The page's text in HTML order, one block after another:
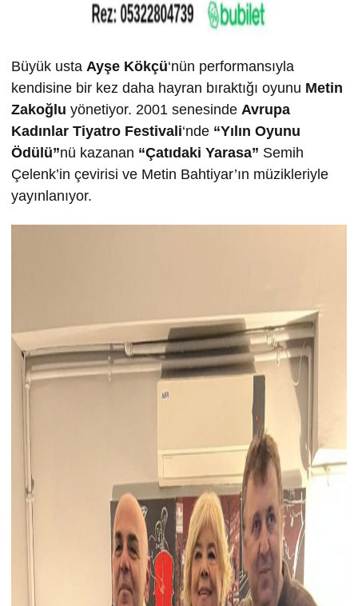
Büyük usta Ayşe Kökçü‘nün performansıyla
kendisine bir kez daha hayran bıraktığı oyunu Metin
Zakoğlu yönetiyor. 2001 senesinde Avrupa
Kadınlar Tiyatro Festivali‘nde “Yılın Oyunu
Ödülü”nü kazanan “Çatıdaki Yarasa” Semih
Çelenk’in çevirisi ve Metin Bahtiyar’ın müzikleriyle
yayınlanıyor.